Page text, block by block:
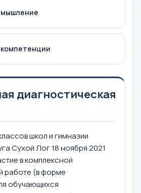
диагностическая
школ и гимназии
Сухой Лог 18 ноября 2021
в комплексной
работе (в форме
обучающихся